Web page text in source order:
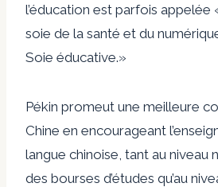
l’éducation est parfois appelée
soie de la santé et du
Soie éducative.»
Pékin promeut une meilleure
Chine en encourageant
langue chinoise, tant au niveau
des bourses d’études qu’au